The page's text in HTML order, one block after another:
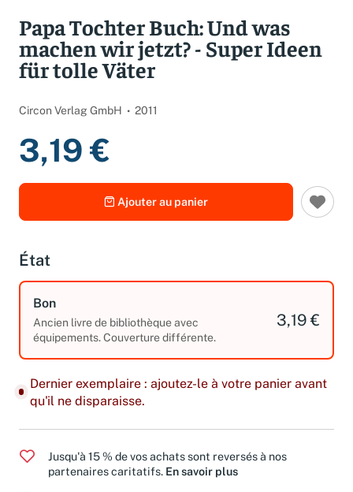
Papa Tochter Buch: Und was
machen wir jetzt? - Super Ideen
für tolle Väter
Circon Verlag GmbH 2011
3,19 €
Ajouter au panier
État
Bon
Ancien livre de bibliothèque avec
équipements. Couverture différente.
3,19 €
Dernier exemplaire : ajoutez-le à votre panier avant
qu'il ne disparaisse.
Jusqu'à 15 % de vos achats sont reversés à nos
partenaires caritatifs. En savoir plus